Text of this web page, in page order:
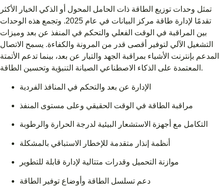
تمثل وحدات توزيع الطاقة ذات الحامل المحول أو الذكي الخيار الأكثر
تقدمًا لإدارة طاقة مركز البيانات في عام 2025. وتجمع هذه الوحدات
بين المراقبة في الوقت الفعلي والتحكم في المنفذ عن بعد وميزات
التشغيل الآلي لتوفير أقصى قدر من المرونة والكفاءة. يسمح الاتصال
المدعم بإنترنت الأشياء بمراقبة الجهد والتيار عن بعد، بينما تدعم الأتمتة
المعتمدة على الذكاء الاصطناعي الصيانة التنبؤية وتحسين الطاقة.
الإدارة عن بعد والتحكم في المنافذ الفردية
مراقبة الطاقة في الوقت الحقيقي وعلى مستوى المنفذ
التكامل مع أجهزة الاستشعار البيئية لدرجة الحرارة والرطوبة
أنظمة إنذار متقدمة للإخطار الاستباقي بالمشكلة
موازنة التحميل وقدرات متتالية لإدارة قابلة للتطوير
دعم تسلسل الطاقة وأوضاع توفير الطاقة